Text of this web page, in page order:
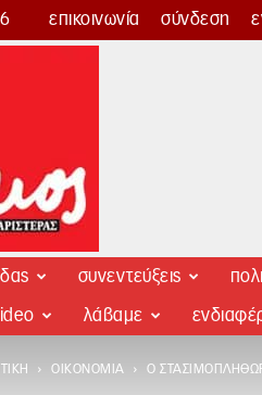
επικοινωνία σύνδεση
συνεντεύξεις
λάβαμε
ΟΙΚΟΝΟΜΊΑ Ο